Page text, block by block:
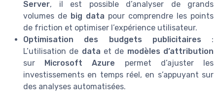
Server, il est possible d’analyser de grands
volumes de big data pour comprendre les points
de friction et optimiser l’expérience utilisateur.
Optimisation des budgets publicitaires :
L’utilisation de data et de modèles d’attribution
sur
Microsoft Azure permet d’ajuster les
investissements en temps réel, en s’appuyant sur
des analyses automatisées.